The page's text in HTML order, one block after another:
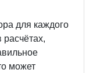
для каждого
может